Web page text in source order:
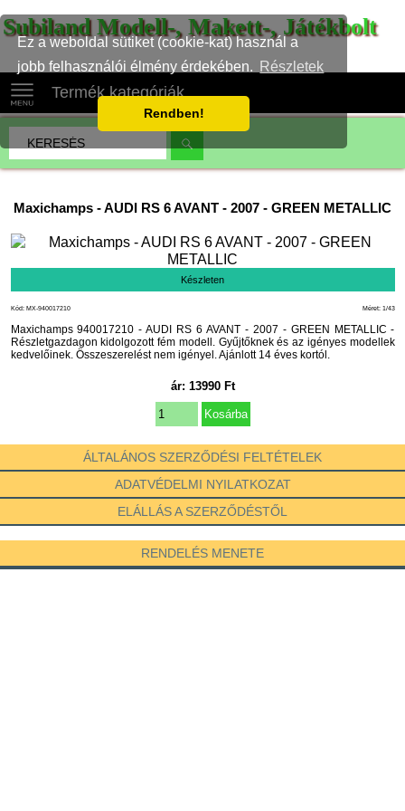
Ez a weboldal sütiket (cookie-kat) használ a
jobb felhasználói élmény érdekében.
Részletek
Rendben!
Subiland Modell-, Makett-, Játékbolt
Termék kategóriák
Maxichamps -AUDI RS 6 AVANT - 2007 - GREEN METALLIC
Készleten
Méret: 1/43
Kód: MX-940017210
Maxichamps 940017210 - AUDI RS 6 AVANT - 2007 - GREEN METALLIC -
Részletgazdagon kidolgozott fém modell. Gyűjtőknek és az igényes modellek
kedvelőinek. Összeszerelést nem igényel. Ajánlott 14 éves kortól.
ár: 13990Ft
ÁLTALÁNOS SZERZŐDÉSI FELTÉTELEK
ADATVÉDELMI NYILATKOZAT
ELÁLLÁS A SZERZŐDÉSTŐL
RENDELÉS MENETE